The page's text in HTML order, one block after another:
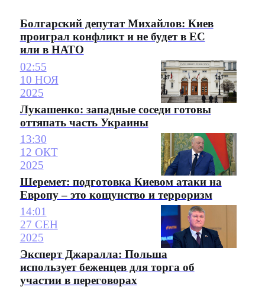
Болгарский депутат Михайлов: Киев
проиграл конфликт и не будет в ЕС
или в НАТО
02:55
10 НОЯ
2025
Лукашенко: западные соседи готовы
оттяпать часть Украины
13:30
12 ОКТ
2025
Шеремет: подготовка Киевом атаки на
Европу – это кощунство и терроризм
14:01
27 СЕН
2025
Эксперт Джаралла: Польша
использует беженцев для торга об
участии в переговорах